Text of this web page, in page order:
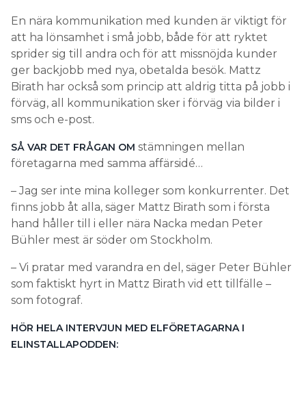
En nära kommunikation med kunden är viktigt för
att ha lönsamhet i små jobb, både för att ryktet
sprider sig till andra och för att missnöjda kunder
ger backjobb med nya, obetalda besök. Mattz
Birath har också som princip att aldrig titta på jobb i
förväg, all kommunikation sker i förväg via bilder i
sms och e-post.
SÅ VAR DET FRÅGAN OM stämningen mellan
företagarna med samma affärsidé…
– Jag ser inte mina kolleger som konkurrenter. Det
finns jobb åt alla, säger Mattz Birath som i första
hand håller till i eller nära Nacka medan Peter
Bühler mest är söder om Stockholm.
– Vi pratar med varandra en del, säger Peter Bühler
som faktiskt hyrt in Mattz Birath vid ett tillfälle –
som fotograf.
HÖR HELA INTERVJUN MED ELFÖRETAGARNA I
ELINSTALLAPODDEN: